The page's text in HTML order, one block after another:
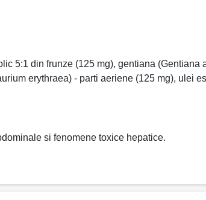
5:1 din frunze (125 mg), gentiana
erythraea) - parti aeriene (125 mg), ulei
si fenomene toxice hepatice.